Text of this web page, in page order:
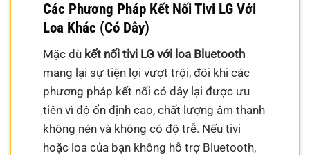
Các Phương Pháp Kết Nối Tivi LG Với
Loa Khác (Có Dây)
Mặc dù kết nối tivi LG với loa Bluetooth
mang lại sự tiện lợi vượt trội, đôi khi các
phương pháp kết nối có dây lại được ưu
tiên vì độ ổn định cao, chất lượng âm thanh
không nén và không có độ trễ. Nếu tivi
hoặc loa của bạn không hỗ trợ Bluetooth,